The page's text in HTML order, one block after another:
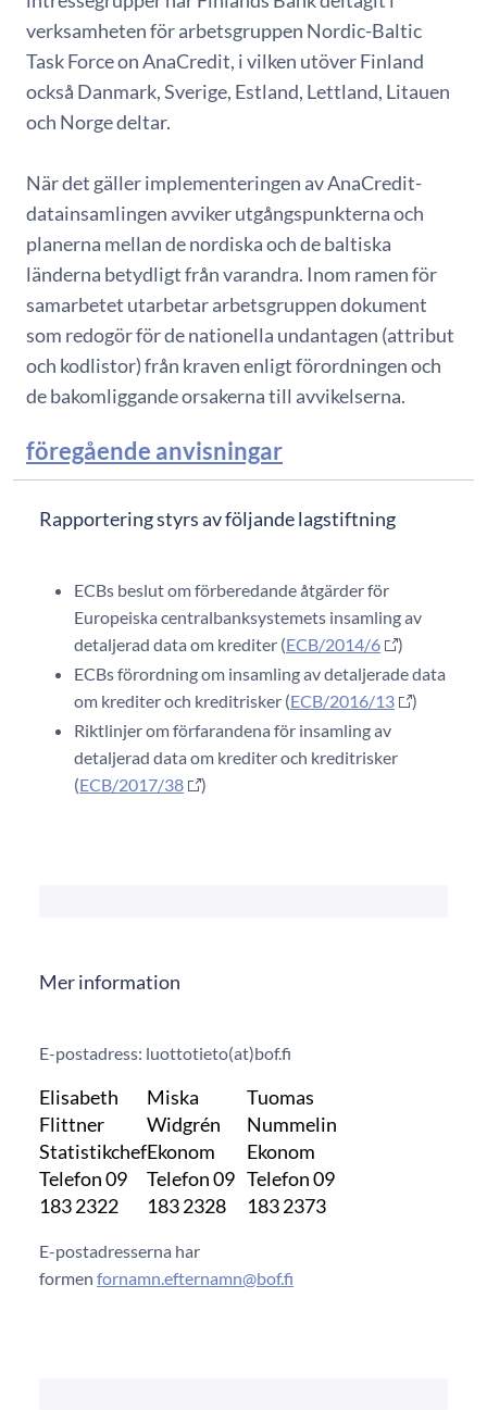
verksamheten för arbetsgruppen Nordic-Baltic
Task Force on AnaCredit, i vilken utöver Finland
också Danmark, Sverige, Estland, Lettland, Litauen
och Norge deltar.
När det gäller implementeringen av AnaCredit-
datainsamlingen avviker utgångspunkterna och
planerna mellan de nordiska och de baltiska
länderna betydligt från varandra. Inom ramen för
samarbetet utarbetar arbetsgruppen dokument
som redogör för de nationella undantagen (attribut
och kodlistor) från kraven enligt förordningen och
de bakomliggande orsakerna till avvikelserna.
föregående anvisningar
Rapportering styrs av följande lagstiftning
ECBs beslut om förberedande åtgärder för
Europeiska centralbanksystemets insamling av
detaljerad data om krediter (ECB/2014/6
)
ECBs förordning om insamling av detaljerade data
om krediter och kreditrisker (ECB/2016/13
)
Riktlinjer om förfarandena för insamling av
detaljerad data om krediter och kreditrisker
(ECB/2017/38 )
Mer information
E-postadress: luottotieto(at)bof.fi
Elisabeth
Flittner
Miska
Widgrén
Tuomas
Nummelin
StatistikchefEkonom
Ekonom
Telefon 09
183 2322
Telefon 09
183 2328
Telefon 09
183 2373
E-postadresserna har
formen fornamn.efternamn@bof.fi